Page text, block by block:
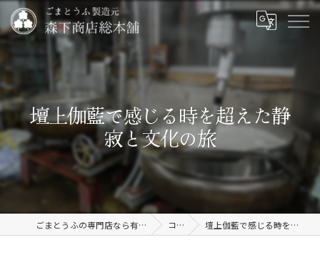
壇上伽藍で感じる時を超えた静
寂と文化の旅
ごまとうふの専門店なら有限会社森下商店総本舗 コラム 壇上伽藍で感じる時を超えた静寂と文化の旅